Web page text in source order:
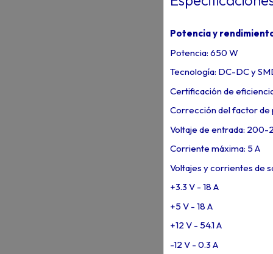
Potencia y
Potencia: 650 W
Tecnología: DC-DC y
Certificación de
Corrección del factor de
Voltaje de entrada: 200-
Corriente máxima: 5 A
Voltajes y corrientes de
+3.3 V - 18 A
+5 V - 18 A
+12 V - 54.1 A
-12 V - 0.3 A